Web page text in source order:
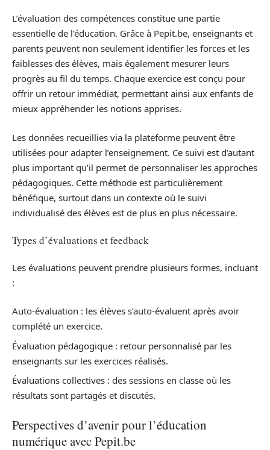
L’évaluation des compétences constitue une partie
essentielle de l’éducation. Grâce à Pepit.be, enseignants et
parents peuvent non seulement identifier les forces et les
faiblesses des élèves, mais également mesurer leurs
progrès au fil du temps. Chaque exercice est conçu pour
offrir un retour immédiat, permettant ainsi aux enfants de
mieux appréhender les notions apprises.
Les données recueillies via la plateforme peuvent être
utilisées pour adapter l’enseignement. Ce suivi est d’autant
plus important qu’il permet de personnaliser les approches
pédagogiques. Cette méthode est particulièrement
bénéfique, surtout dans un contexte où le suivi
individualisé des élèves est de plus en plus nécessaire.
Types d’évaluations et feedback
Les évaluations peuvent prendre plusieurs formes, incluant
:
Auto-évaluation : les élèves s’auto-évaluent après avoir
complété un exercice.
Évaluation pédagogique : retour personnalisé par les
enseignants sur les exercices réalisés.
Évaluations collectives : des sessions en classe où les
résultats sont partagés et discutés.
Perspectives d’avenir pour l’éducation
numérique avec Pepit.be